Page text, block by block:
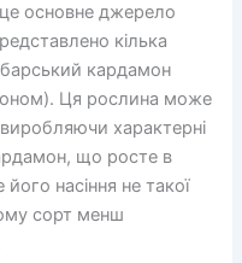
це основне джерело
кілька
барський кардамон
Ця рослина може
характерні
що росте в
насіння не такої
сорт менш